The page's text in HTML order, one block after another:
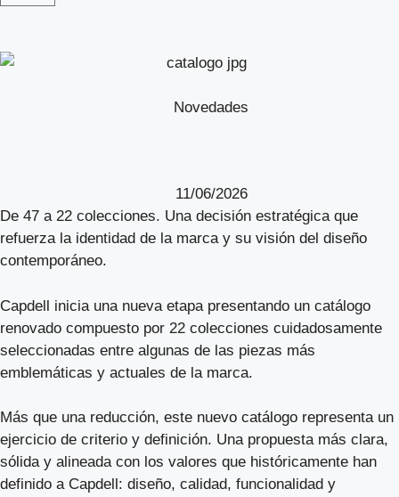
Novedades
11/06/2026
De 47 a 22 colecciones. Una decisión estratégica que
refuerza la identidad de la marca y su visión del diseño
contemporáneo.
Capdell inicia una nueva etapa presentando un catálogo
renovado compuesto por 22 colecciones cuidadosamente
seleccionadas entre algunas de las piezas más
emblemáticas y actuales de la marca.
Más que una reducción, este nuevo catálogo representa un
ejercicio de criterio y definición. Una propuesta más clara,
sólida y alineada con los valores que históricamente han
definido a Capdell: diseño, calidad, funcionalidad y